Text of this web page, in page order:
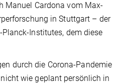
Manuel Cardona vom Max-
in Stuttgart – der
Institutes, dem diese
durch die Corona-Pandemie
wie geplant persönlich in